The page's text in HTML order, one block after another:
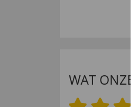
WAT ONZE